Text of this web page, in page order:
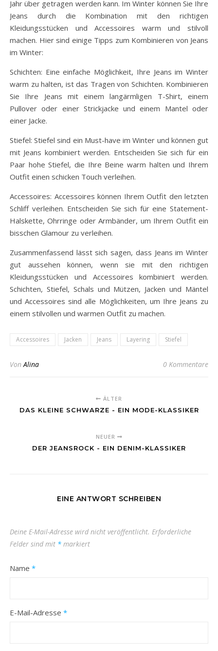
Jahr über getragen werden kann. Im Winter können Sie Ihre
Jeans durch die Kombination mit den richtigen
Kleidungsstücken und Accessoires warm und stilvoll
machen. Hier sind einige Tipps zum Kombinieren von Jeans
im Winter:
Schichten: Eine einfache Möglichkeit, Ihre Jeans im Winter
warm zu halten, ist das Tragen von Schichten. Kombinieren
Sie Ihre Jeans mit einem langärmligen T-Shirt, einem
Pullover oder einer Strickjacke und einem Mantel oder
einer Jacke.
Stiefel: Stiefel sind ein Must-have im Winter und können gut
mit Jeans kombiniert werden. Entscheiden Sie sich für ein
Paar hohe Stiefel, die Ihre Beine warm halten und Ihrem
Outfit einen schicken Touch verleihen.
Accessoires: Accessoires können Ihrem Outfit den letzten
Schliff verleihen. Entscheiden Sie sich für eine Statement-
Halskette, Ohrringe oder Armbänder, um Ihrem Outfit ein
bisschen Glamour zu verleihen.
Zusammenfassend lässt sich sagen, dass Jeans im Winter
gut aussehen können, wenn sie mit den richtigen
Kleidungsstücken und Accessoires kombiniert werden.
Schichten, Stiefel, Schals und Mützen, Jacken und Mäntel
und Accessoires sind alle Möglichkeiten, um Ihre Jeans zu
einem stilvollen und warmen Outfit zu machen.
Accessoires Jacken Jeans Layering Stiefel
Von Alina 0 Kommentare
ÄLTER
DAS KLEINE SCHWARZE - EIN MODE-KLASSIKER
NEUER
DER JEANSROCK - EIN DENIM-KLASSIKER
EINE ANTWORT SCHREIBEN
Deine E-Mail-Adresse wird nicht veröffentlicht. Erforderliche
Felder sind mit * markiert
Name *
E-Mail-Adresse *